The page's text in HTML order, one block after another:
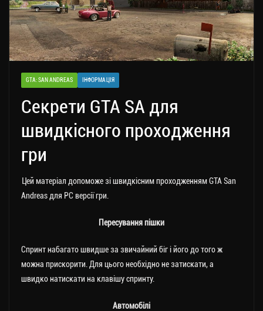
GTA: SAN ANDREAS ІНФОРМАЦІЯ
Секрети GTA SA для
швидкісного проходження
гри
Цей матеріал допоможе зі швидкісним проходженням GTA San
Andreas для PC версії гри.
Пересування пішки
Спринт набагато швидше за звичайний біг і його до того ж
можна прискорити. Для цього необхідно не затискати, а
швидко натискати на клавішу спринту.
Автомобілі